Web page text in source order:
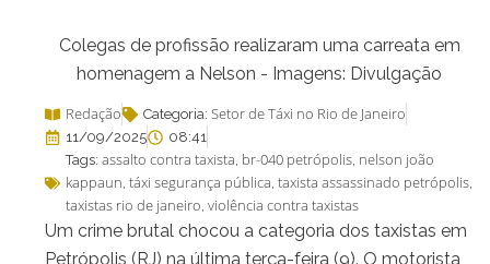
Colegas de profissão realizaram uma carreata em
homenagem a Nelson - Imagens: Divulgação
Redação Categoria:Setor de Táxi no Rio de Janeiro
11/09/2025
08:41
Tags:assalto contra taxista, br-040 petrópolis, nelson joão
kappaun,táxi segurança pública,taxista assassinado petrópolis,
taxistas rio de janeiro,violência contra taxistas
Um crime brutal chocou a categoria dos taxistas em
Petrópolis (RJ) na última terça-feira (9). O motorista